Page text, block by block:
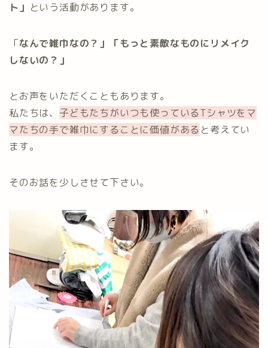
ト」 という活動があります。
「なんで雑巾なの？」「もっと素敵なものにリメイク
しないの？」
とお声をいただくこともあります。
私たちは、 子どもたちがいつも使っているTシャツをマ
マたちの手で雑巾にすることに価値がある と考えてい
ます。
そのお話を少しさせて下さい。